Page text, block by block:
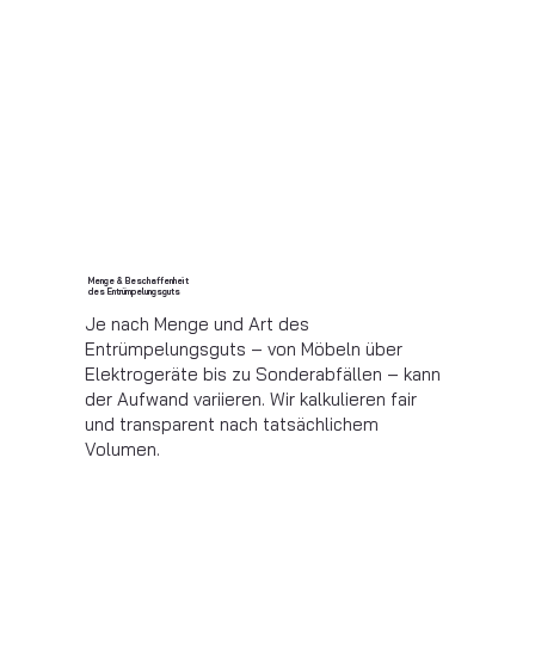
Menge & Beschaffenheit
des Entrümpelungsguts
Je nach Menge und Art des
Entrümpelungsguts – von Möbeln über
Elektrogeräte bis zu Sonderabfällen – kann
der Aufwand variieren. Wir kalkulieren fair
und transparent nach tatsächlichem
Volumen.